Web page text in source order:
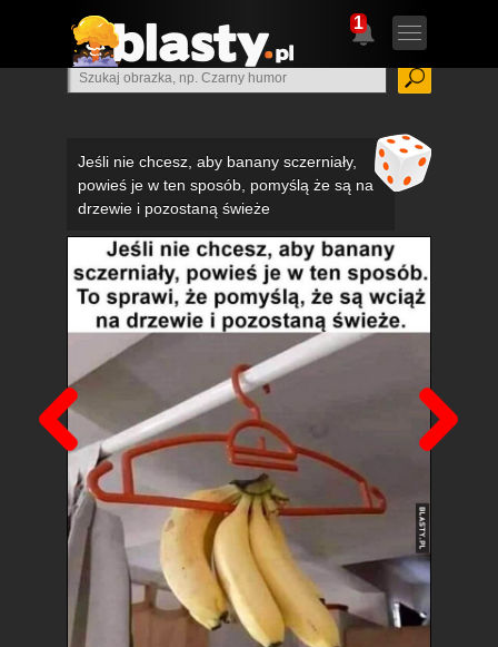
1
Jeśli nie chcesz, aby banany sczerniały,
powieś je w ten sposób, pomyślą że są na
drzewie i pozostaną świeże
Poprzedni